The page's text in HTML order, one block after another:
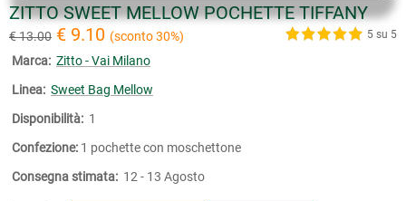
ZITTO SWEET MELLOW POCHETTE TIFFANY
€ 13.00 € 9.10 (sconto 30%) 5 su 5
Marca: Zitto - Vai Milano
Linea: Sweet Bag Mellow
Disponibilità: 1
Confezione: 1 pochette con moschettone
Consegna stimata: 12 - 13 Agosto